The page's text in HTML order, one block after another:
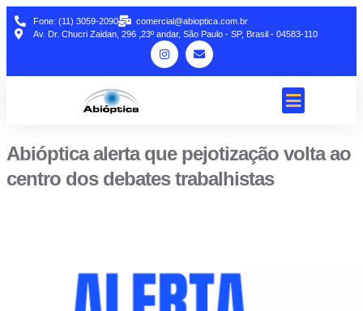
Fone: (11) 3059-2090
comercial@abioptica.com.br
Av. Dr. Chucri Zaidan, 296 ,23º andar, São Paulo - SP, Brasil - 04583-110
Abióptica alerta que pejotização volta ao
centro dos debates trabalhistas